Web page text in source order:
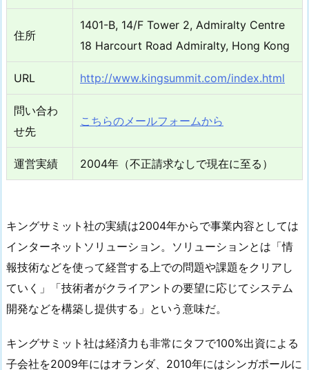
住所
1401-B, 14/F Tower 2, Admiralty Centre
18 Harcourt Road Admiralty, Hong Kong
URL http://www.kingsummit.com/index.html
問い合わ
せ先
こちらのメールフォームから
運営実績 2004年（不正請求なしで現在に至る）
キングサミット社の実績は2004年からで事業内容としては
インターネットソリューション。ソリューションとは「情
報技術などを使って経営する上での問題や課題をクリアし
ていく」「技術者がクライアントの要望に応じてシステム
開発などを構築し提供する」という意味だ。
キングサミット社は経済力も非常にタフで100%出資による
子会社を2009年にはオランダ、2010年にはシンガポールに